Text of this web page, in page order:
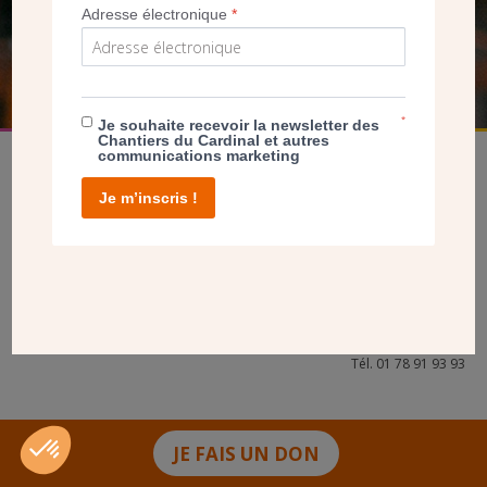
JE FAIS UN DON
FAIRE UN DON
Tél. 01 78 91 93 93
Adresse électronique*
Je souhaite recevoir la newsletter des
Chantiers du Cardinal et autres
communications marketing
*
Je m’inscris !